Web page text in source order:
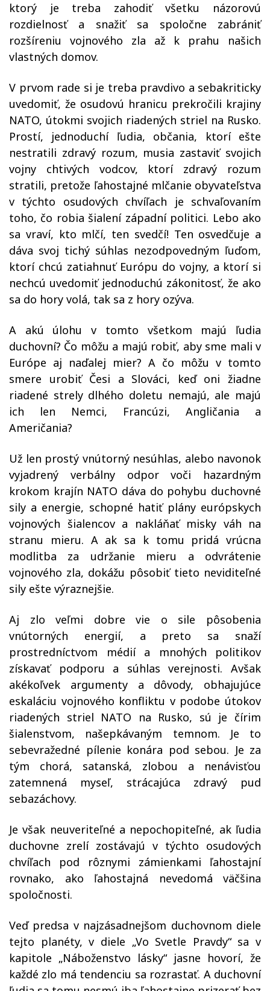
ktorý je treba zahodiť všetku názorovú
rozdielnosť a snažiť sa spoločne zabrániť
rozšíreniu vojnového zla až k prahu našich
vlastných domov.
V prvom rade si je treba pravdivo a sebakriticky
uvedomiť, že osudovú hranicu prekročili krajiny
NATO, útokmi svojich riadených striel na Rusko.
Prostí, jednoduchí ľudia, občania, ktorí ešte
nestratili zdravý rozum, musia zastaviť svojich
vojny chtivých vodcov, ktorí zdravý rozum
stratili, pretože ľahostajné mlčanie obyvateľstva
v týchto osudových chvíľach je schvaľovaním
toho, čo robia šialení západní politici. Lebo ako
sa vraví, kto mlčí, ten svedčí! Ten osvedčuje a
dáva svoj tichý súhlas nezodpovedným ľuďom,
ktorí chcú zatiahnuť Európu do vojny, a ktorí si
nechcú uvedomiť jednoduchú zákonitosť, že ako
sa do hory volá, tak sa z hory ozýva.
A akú úlohu v tomto všetkom majú ľudia
duchovní? Čo môžu a majú robiť, aby sme mali v
Európe aj naďalej mier? A čo môžu v tomto
smere urobiť Česi a Slováci, keď oni žiadne
riadené strely dlhého doletu nemajú, ale majú
ich len Nemci, Francúzi, Angličania a
Američania?
Už len prostý vnútorný nesúhlas, alebo navonok
vyjadrený verbálny odpor voči hazardným
krokom krajín NATO dáva do pohybu duchovné
sily a energie, schopné hatiť plány európskych
vojnových šialencov a nakláňať misky váh na
stranu mieru. A ak sa k tomu pridá vrúcna
modlitba za udržanie mieru a odvrátenie
vojnového zla, dokážu pôsobiť tieto neviditeľné
sily ešte výraznejšie.
Aj zlo veľmi dobre vie o sile pôsobenia
vnútorných energií, a preto sa snaží
prostredníctvom médií a mnohých politikov
získavať podporu a súhlas verejnosti. Avšak
akékoľvek argumenty a dôvody, obhajujúce
eskaláciu vojnového konfliktu v podobe útokov
riadených striel NATO na Rusko, sú je čírim
šialenstvom, našepkávaným temnom. Je to
sebevražedné pílenie konára pod sebou. Je za
tým chorá, satanská, zlobou a nenávisťou
zatemnená myseľ, strácajúca zdravý pud
sebazáchovy.
Je však neuveriteľné a nepochopiteľné, ak ľudia
duchovne zrelí zostávajú v týchto osudových
chvíľach pod rôznymi zámienkami ľahostajní
rovnako, ako ľahostajná nevedomá väčšina
spoločnosti.
Veď predsa v najzásadnejšom duchovnom diele
tejto planéty, v diele „Vo Svetle Pravdy“ sa v
kapitole „Náboženstvo lásky“ jasne hovorí, že
každé zlo má tendenciu sa rozrastať. A duchovní